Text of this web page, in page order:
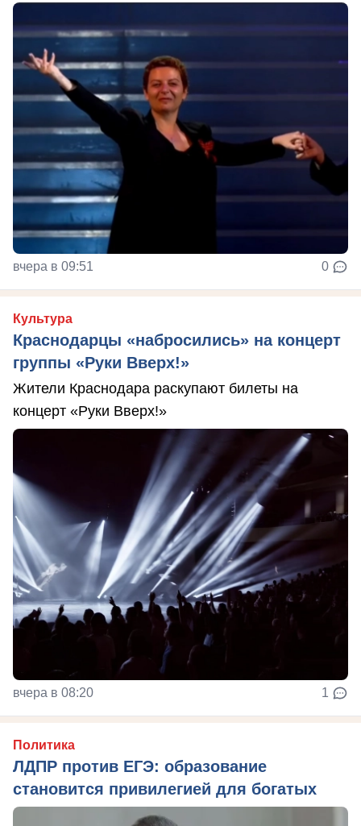
вчера в 09:51 0
Культура
Краснодарцы «набросились» на концерт
группы «Руки Вверх!»
Жители Краснодара раскупают билеты на
концерт «Руки Вверх!»
вчера в 08:20 1
Политика
ЛДПР против ЕГЭ: образование
становится привилегией для богатых